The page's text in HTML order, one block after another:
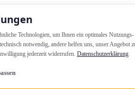
Technologien, um Ihnen ein optimales Nutzungs­
notwendig, andere helfen uns, unser Angebot
jederzeit widerrufen. Datenschutzerklärung